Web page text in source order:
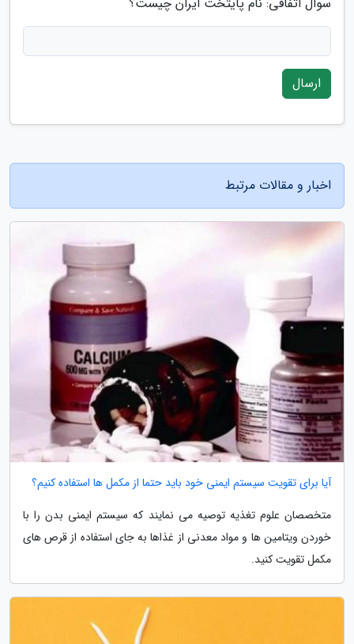
ارسال
اخبار و مقالات مرتبط
آیا برای تقویت سیستم ایمنی خود باید حتما از مکمل ها استفاده کنیم؟
متخصصان علوم تغذیه توصیه می نمایند که سیستم ایمنی بدن را با
خوردن ویتامین ها و مواد معدنی از غذاها به جای استفاده از قرص های
مکمل تقویت کنید.